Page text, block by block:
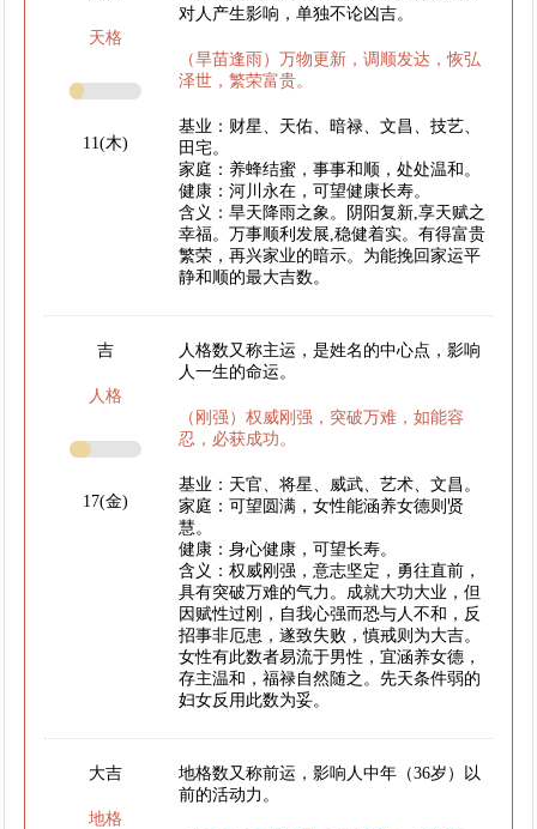
天格
11(木)
对人产生影响，单独不论凶吉。
（旱苗逢雨）万物更新，调顺发达，恢弘
泽世，繁荣富贵。
基业：财星、天佑、暗禄、文昌、技艺、
田宅。
家庭：养蜂结蜜，事事和顺，处处温和。
健康：河川永在，可望健康长寿。
含义：旱天降雨之象。阴阳复新,享天赋之
幸福。万事顺利发展,稳健着实。有得富贵
繁荣，再兴家业的暗示。为能挽回家运平
静和顺的最大吉数。
吉
人格
17(金)
人格数又称主运，是姓名的中心点，影响
人一生的命运。
（刚强）权威刚强，突破万难，如能容
忍，必获成功。
基业：天官、将星、威武、艺术、文昌。
家庭：可望圆满，女性能涵养女德则贤
慧。
健康：身心健康，可望长寿。
含义：权威刚强，意志坚定，勇往直前，
具有突破万难的气力。成就大功大业，但
因赋性过刚，自我心强而恐与人不和，反
招事非厄患，遂致失败，慎戒则为大吉。
女性有此数者易流于男性，宜涵养女德，
存主温和，福禄自然随之。先天条件弱的
妇女反用此数为妥。
大吉
地格
地格数又称前运，影响人中年（36岁）以
前的活动力。